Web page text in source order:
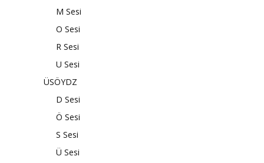
M Sesi
O Sesi
R Sesi
U Sesi
ÜSÖYDZ
D Sesi
Ö Sesi
S Sesi
Ü Sesi